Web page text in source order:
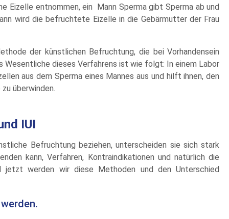
Eizelle entnommen, ein Mann Sperma gibt Sperma ab und
wird die befruchtete Eizelle in die Gebärmutter der Frau
der künstlichen Befruchtung, die bei Vorhandensein
Wesentliche dieses Verfahrens ist wie folgt: In einem Labor
aus dem Sperma eines Mannes aus und hilft ihnen, den
überwinden.
IUI
Befruchtung beziehen, unterscheiden sie sich stark
kann, Verfahren, Kontraindikationen und natürlich die
jetzt werden wir diese Methoden und den Unterschied